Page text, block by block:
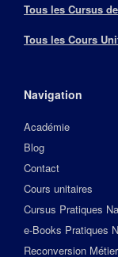
Tous les Cursus
Tous les Cours
Navigation
Académie
Blog
Contact
Cours unitaires
Cursus Pratiques
e-Books Pratiques
Reconversion